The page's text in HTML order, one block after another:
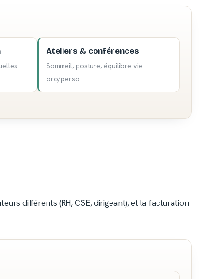
Ateliers & conférences
Sommeil, posture, équilibre vie
pro/perso.
différents (RH, CSE, dirigeant), et la facturation